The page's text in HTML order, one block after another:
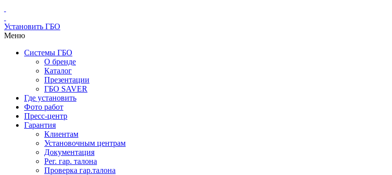
Установить ГБО
Меню
Системы ГБО
О бренде
Каталог
Презентации
ГБО SAVER
Где установить
Фото работ
Пресс-центр
Гарантия
Клиентам
Установочным центрам
Документация
Рег. гар. талона
Проверка гар.талона